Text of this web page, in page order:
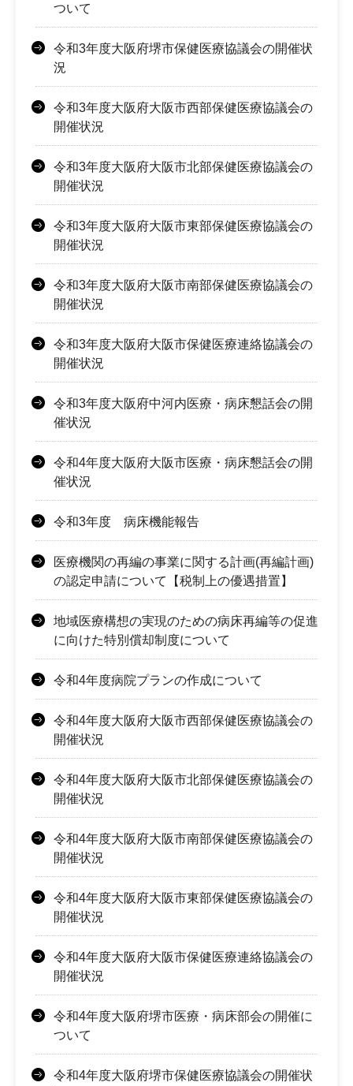
ついて
令和3年度大阪府堺市保健医療協議会の開催状
況
令和3年度大阪府大阪市西部保健医療協議会の
開催状況
令和3年度大阪府大阪市北部保健医療協議会の
開催状況
令和3年度大阪府大阪市東部保健医療協議会の
開催状況
令和3年度大阪府大阪市南部保健医療協議会の
開催状況
令和3年度大阪府大阪市保健医療連絡協議会の
開催状況
令和3年度大阪府中河内医療・病床懇話会の開
催状況
令和4年度大阪府大阪市医療・病床懇話会の開
催状況
令和3年度 病床機能報告
医療機関の再編の事業に関する計画(再編計画)
の認定申請について【税制上の優遇措置】
地域医療構想の実現のための病床再編等の促進
に向けた特別償却制度について
令和4年度病院プランの作成について
令和4年度大阪府大阪市西部保健医療協議会の
開催状況
令和4年度大阪府大阪市北部保健医療協議会の
開催状況
令和4年度大阪府大阪市南部保健医療協議会の
開催状況
令和4年度大阪府大阪市東部保健医療協議会の
開催状況
令和4年度大阪府大阪市保健医療連絡協議会の
開催状況
令和4年度大阪府堺市医療・病床部会の開催に
ついて
令和4年度大阪府堺市保健医療協議会の開催状